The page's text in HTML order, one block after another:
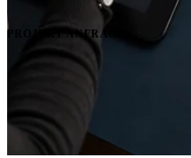
PROJEKT ANFRAGEN